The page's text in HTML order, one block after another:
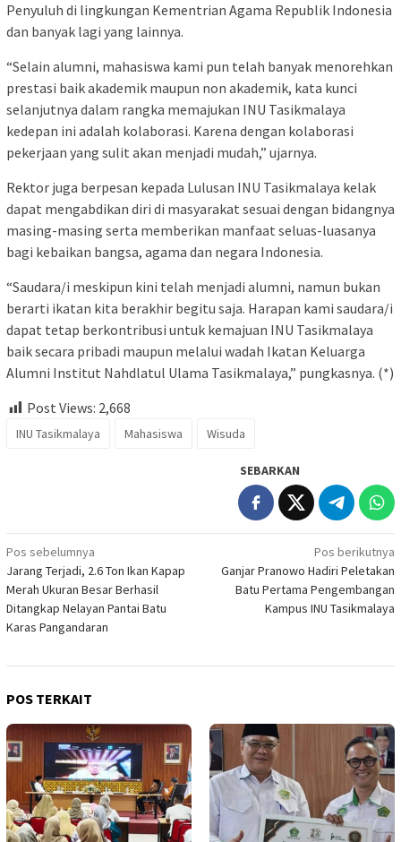
Penyuluh di lingkungan Kementrian Agama Republik Indonesia
dan banyak lagi yang lainnya.
“Selain alumni, mahasiswa kami pun telah banyak menorehkan
prestasi baik akademik maupun non akademik, kata kunci
selanjutnya dalam rangka memajukan INU Tasikmalaya
kedepan ini adalah kolaborasi. Karena dengan kolaborasi
pekerjaan yang sulit akan menjadi mudah,” ujarnya.
Rektor juga berpesan kepada Lulusan INU Tasikmalaya kelak
dapat mengabdikan diri di masyarakat sesuai dengan bidangnya
masing-masing serta memberikan manfaat seluas-luasanya
bagi kebaikan bangsa, agama dan negara Indonesia.
“Saudara/i meskipun kini telah menjadi alumni, namun bukan
berarti ikatan kita berakhir begitu saja. Harapan kami saudara/i
dapat tetap berkontribusi untuk kemajuan INU Tasikmalaya
baik secara pribadi maupun melalui wadah Ikatan Keluarga
Alumni Institut Nahdlatul Ulama Tasikmalaya,” pungkasnya. (*)
Post Views: 2,668
INU Tasikmalaya Mahasiswa Wisuda
SEBARKAN
Navigasi
pos
Pos sebelumnya
Jarang Terjadi, 2.6 Ton Ikan Kapap
Merah Ukuran Besar Berhasil
Ditangkap Nelayan Pantai Batu
Karas Pangandaran
Pos berikutnya
Ganjar Pranowo Hadiri Peletakan
Batu Pertama Pengembangan
Kampus INU Tasikmalaya
POS TERKAIT